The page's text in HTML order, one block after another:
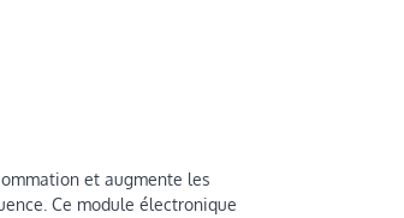
et augmente les
Ce module électronique